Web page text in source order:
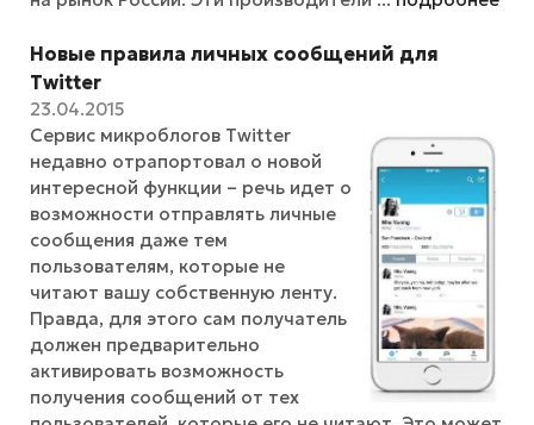
Новые правила личных сообщений для
Twitter
23.04.2015
Сервис микроблогов Twitter
недавно отрапортовал о новой
интересной функции – речь идет о
возможности отправлять личные
сообщения даже тем
пользователям, которые не
читают вашу собственную ленту.
Правда, для этого сам получатель
должен предварительно
активировать возможность
получения сообщений от тех